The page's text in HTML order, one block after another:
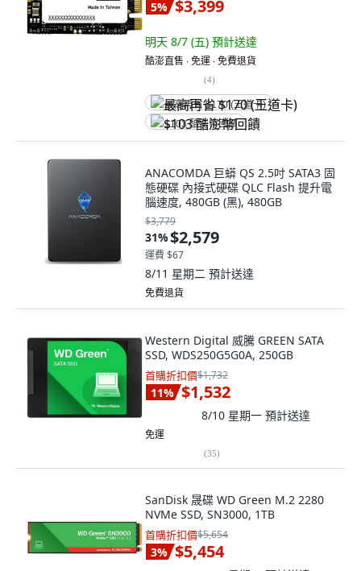
5% $3,399
明天 8/7 (五) 預計送達
酷澎直售 ∙ 免運 ∙ 免費退貨
(4)
最高再省 $170 (王道卡)
$103 酷澎幣回饋
ANACOMDA 巨蟒 QS 2.5吋 SATA3 固
態硬碟 內接式硬碟 QLC Flash 提升電
腦速度, 480GB (黑), 480GB
$3,779
31%$2,579
運費 $67
8/11 星期二 預計送達
免費退貨
Western Digital 威騰 GREEN SATA
SSD, WDS250G5G0A, 250GB
首購折扣價$1,732
11% $1,532
8/10 星期一 預計送達
免運
(35)
SanDisk 晟碟 WD Green M.2 2280
NVMe SSD, SN3000, 1TB
首購折扣價$5,654
3% $5,454